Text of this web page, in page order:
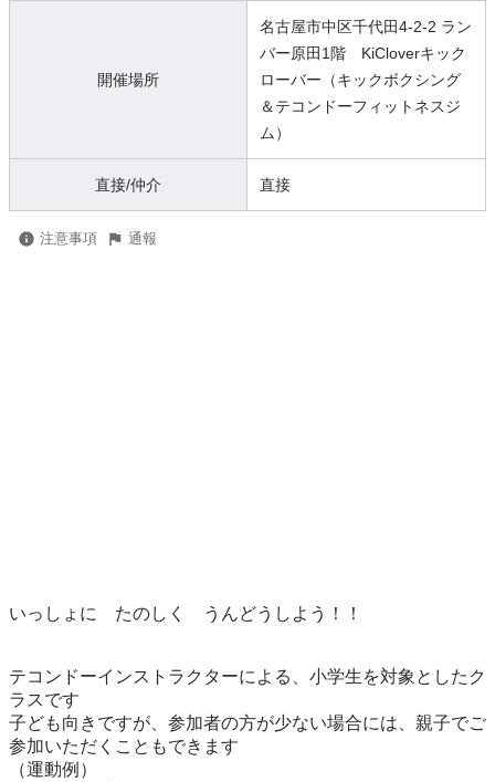
開催場所
名古屋市中区千代田4-2-2 ラン
バー原田1階 KiCloverキック
ローバー（キックボクシング
＆テコンドーフィットネスジ
ム）
直接/仲介 直接
注意事項 通報
いっしょに　たのしく　うんどうしよう！！
テコンドーインストラクターによる、小学生を対象としたク
ラスです
子ども向きですが、参加者の方が少ない場合には、親子でご
参加いただくこともできます
（運動例）